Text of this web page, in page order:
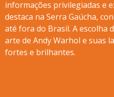
informações privilegiadas e
destaca na Serra Gaúcha,
até fora do Brasil. A escolha
arte de Andy Warhol e suas
fortes e brilhantes.